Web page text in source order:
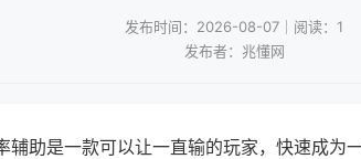
发布时间：2026-08-07｜阅读：1
发布者：兆懂网
辅助是一款可以让一直输的玩家，快速成为